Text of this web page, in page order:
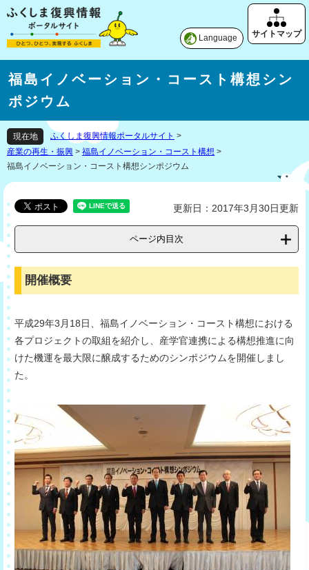
Language
福島イノベーション・コースト構想シン
ポジウム
現在地 ふくしま復興情報ポータルサイト >
産業の再生・振興 > 福島イノベーション・コースト構想 >
福島イノベーション・コースト構想シンポジウム
更新日：2017年3月30日更新
ページ内目次
開催概要
平成29年3月18日、福島イノベーション・コースト構想における
各プロジェクトの取組を紹介し、産学官連携による構想推進に向
けた機運を最大限に醸成するためのシンポジウムを開催しまし
た。